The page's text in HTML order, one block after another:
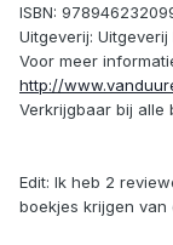
ISBN:
Uitgeverij: Uitgeverij
Voor meer
http://
Verkrijgbaar bij alle
Edit: Ik heb 2
boekjes krijgen van